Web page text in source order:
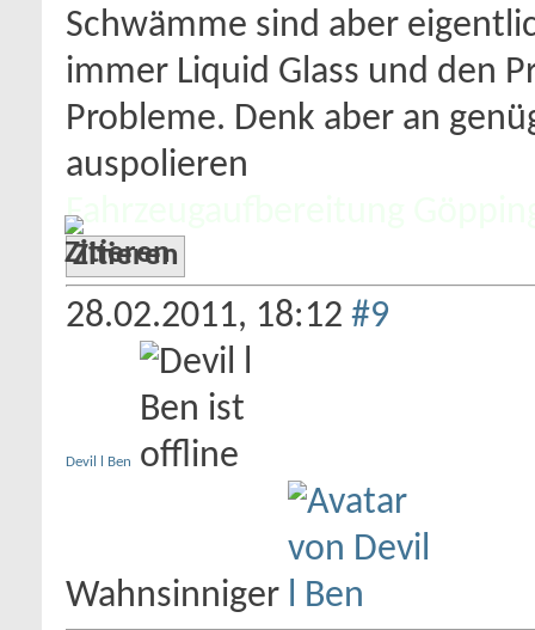
Schwämme sind aber
immer Liquid Glass und den
Probleme. Denk aber an
auspolieren
Fahrzeugaufbereitung
Zitieren
28.02.2011, 18:12 #9
Devil l Ben
Wahnsinniger